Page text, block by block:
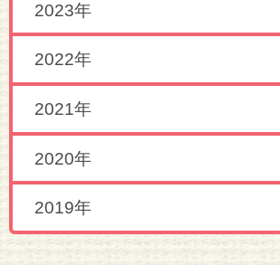
2023年
2022年
2021年
2020年
2019年